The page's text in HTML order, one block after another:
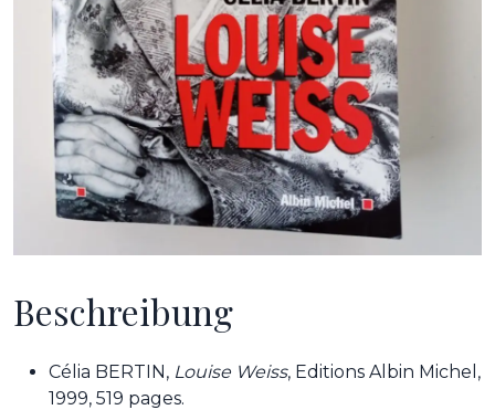
Beschreibung
Célia BERTIN, Louise Weiss, Editions Albin Michel,
1999, 519 pages.